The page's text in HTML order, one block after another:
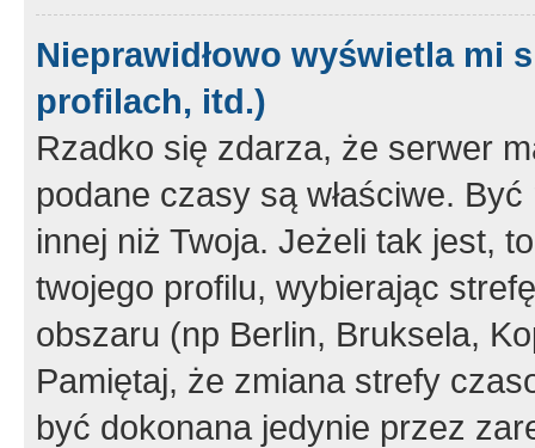
Nieprawidłowo wyświetla mi
profilach, itd.)
Rzadko się zdarza, że serwer
podane czasy są właściwe.
innej niż Twoja. Jeżeli tak jest,
twojego profilu, wybierając
obszaru (np Berlin, Bruksela,
Pamiętaj, że zmiana strefy
być dokonana jedynie przez